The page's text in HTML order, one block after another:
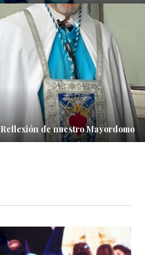
Reflexión de nuestro Mayordomo